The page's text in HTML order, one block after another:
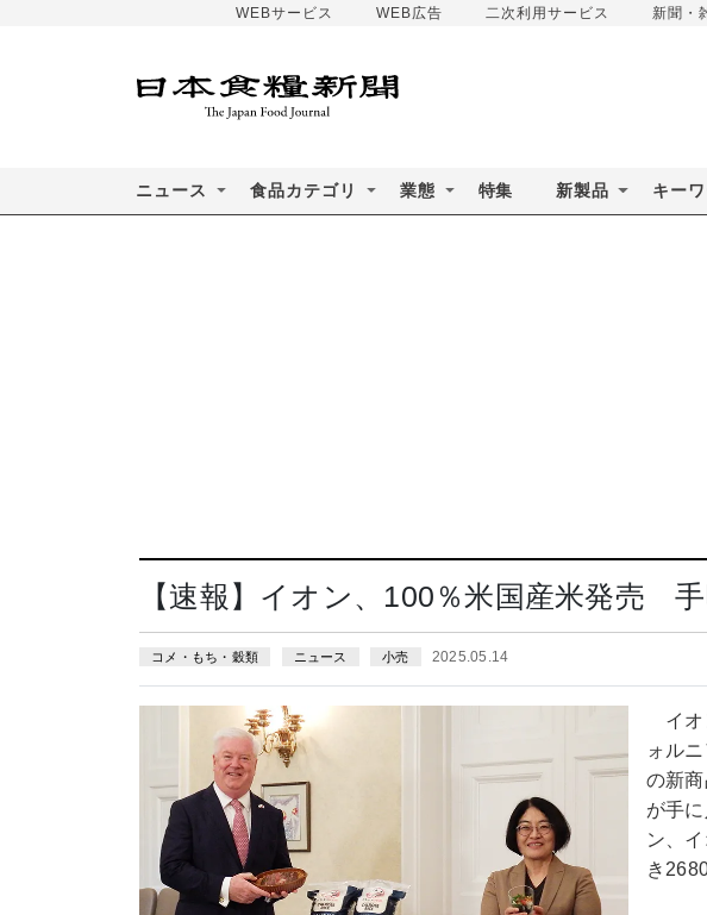
WEBサービス WEB広告 二次利用サービス 新聞・
ニュース 食品カテゴリ 業態 特集 新製品 キー
【速報】イオン、100％米国産米発売
コメ・もち・穀類 ニュース 小売 2025.05.14
イオ
ォル
の新
が手
ン、
き